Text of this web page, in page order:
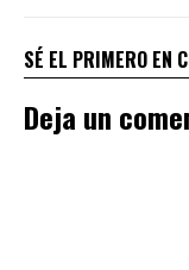
SÉ EL PRIMERO EN
Deja un